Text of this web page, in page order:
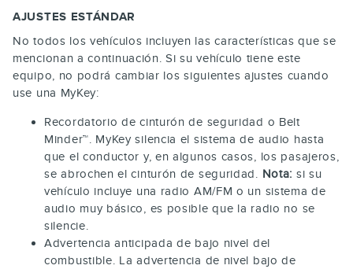
AJUSTES ESTÁNDAR
No todos los vehículos incluyen las características que se
mencionan a continuación. Si su vehículo tiene este
equipo, no podrá cambiar los siguientes ajustes cuando
use una MyKey:
Recordatorio de cinturón de seguridad o Belt
Minder™. MyKey silencia el sistema de audio hasta
que el conductor y, en algunos casos, los pasajeros,
se abrochen el cinturón de seguridad. Nota: si su
vehículo incluye una radio AM/FM o un sistema de
audio muy básico, es posible que la radio no se
silencie.
Advertencia anticipada de bajo nivel del
combustible. La advertencia de nivel bajo de